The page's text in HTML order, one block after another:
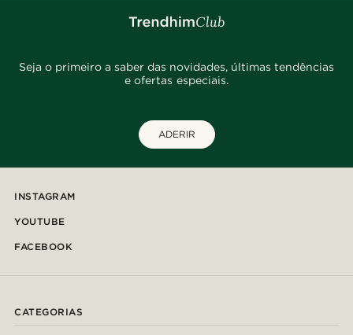
Seja o primeiro a saber das novidades, últimas tendências
e ofertas especiais.
ADERIR
INSTAGRAM
YOUTUBE
FACEBOOK
CATEGORIAS